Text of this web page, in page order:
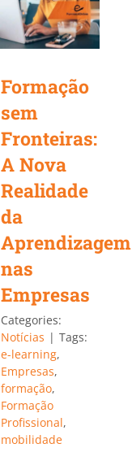
Formação
sem
Fronteiras:
A Nova
Realidade
da
Aprendizagem
nas
Empresas
Categories:
Notícias | Tags:
e-learning,
Empresas,
formação,
Formação
Profissional,
mobilidade